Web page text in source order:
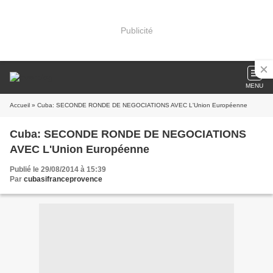
Publicité
MENU
Accueil » Cuba: SECONDE RONDE DE NEGOCIATIONS AVEC L'Union Européenne
Cuba: SECONDE RONDE DE NEGOCIATIONS
AVEC L'Union Européenne
Publié le 29/08/2014 à 15:39
Par cubasifranceprovence